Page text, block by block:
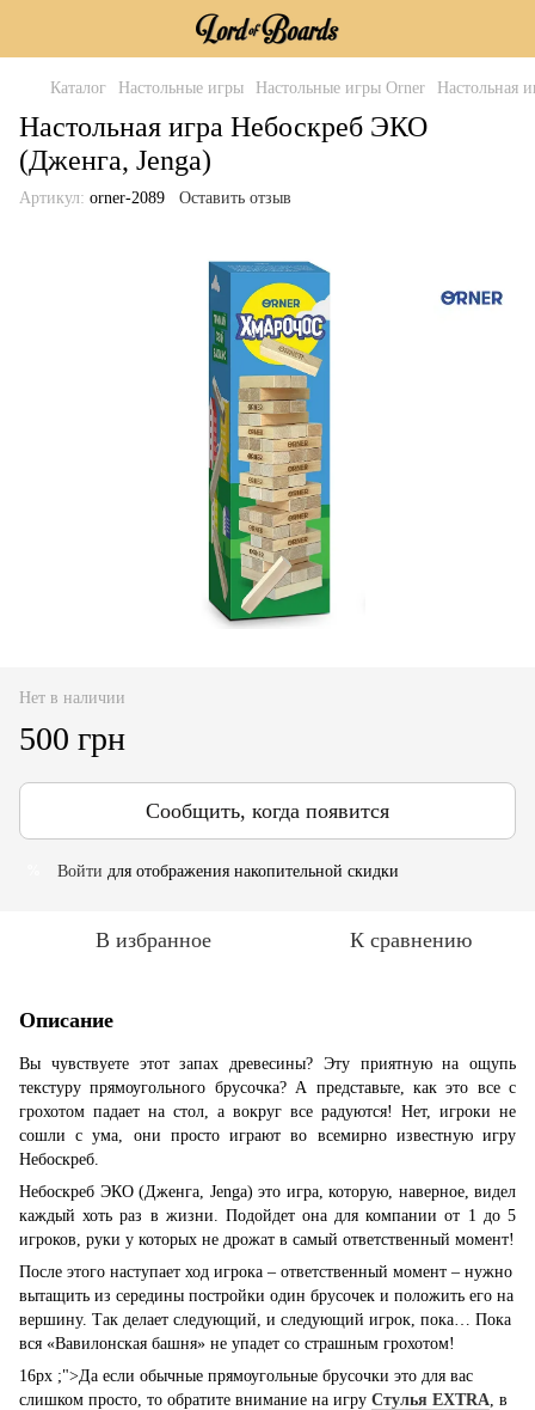
Каталог Настольные игры Настольные игры Orner Настольная
Настольная игра Небоскреб ЭКО
(Дженга, Jenga)
Артикул: orner-2089 Оставить отзыв
Нет в наличии
500 грн
Сообщить, когда появится
Войти для отображения накопительной скидки
В избранное К сравнению
Описание
Вы чувствуете этот запах древесины? Эту приятную на ощупь
текстуру прямоугольного брусочка? А представьте, как это все с
грохотом падает на стол, а вокруг все радуются! Нет, игроки не
сошли с ума, они просто играют во всемирно известную игру
Небоскреб.
Небоскреб ЭКО (Дженга, Jenga) это игра, которую, наверное, видел
каждый хоть раз в жизни. Подойдет она для компании от 1 до 5
игроков, руки у которых не дрожат в самый ответственный момент!
После этого наступает ход игрока – ответственный момент – нужно
вытащить из середины постройки один брусочек и положить его на
вершину. Так делает следующий, и следующий игрок, пока… Пока
вся «Вавилонская башня» не упадет со страшным грохотом!
16px ;">Да если обычные прямоугольные брусочки это для вас
слишком просто, то обратите внимание на игру Стулья EXTRA , в